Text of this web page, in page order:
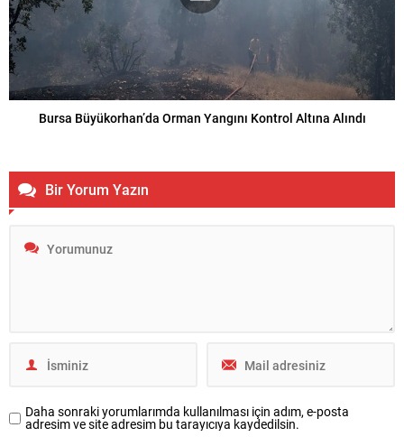
Bursa Büyükorhan’da Orman Yangını Kontrol Altına Alındı
Bir Yorum Yazın
Daha sonraki yorumlarımda kullanılması için adım, e-posta
adresim ve site adresim bu tarayıcıya kaydedilsin.